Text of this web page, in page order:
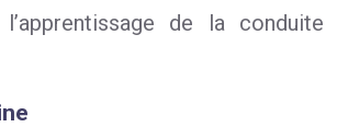
de la conduite